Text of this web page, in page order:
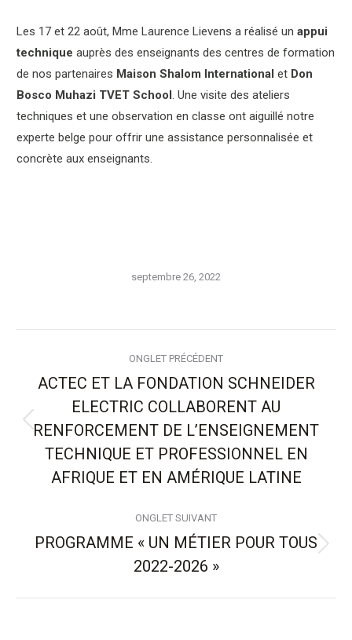
Les 17 et 22 août, Mme Laurence Lievens a réalisé un appui
technique auprès des enseignants des centres de formation
de nos partenaires Maison Shalom International et Don
Bosco Muhazi TVET School. Une visite des ateliers
techniques et une observation en classe ont aiguillé notre
experte belge pour offrir une assistance personnalisée et
concrète aux enseignants.
septembre 26, 2022
de
commentaire
ONGLET PRÉCÉDENT
Onglet
précédent
ACTEC ET LA FONDATION SCHNEIDER
ELECTRIC COLLABORENT AU
RENFORCEMENT DE L’ENSEIGNEMENT
TECHNIQUE ET PROFESSIONNEL EN
AFRIQUE ET EN AMÉRIQUE LATINE
ONGLET SUIVANT
Onglet
suivant
PROGRAMME « UN MÉTIER POUR TOUS
2022-2026 »